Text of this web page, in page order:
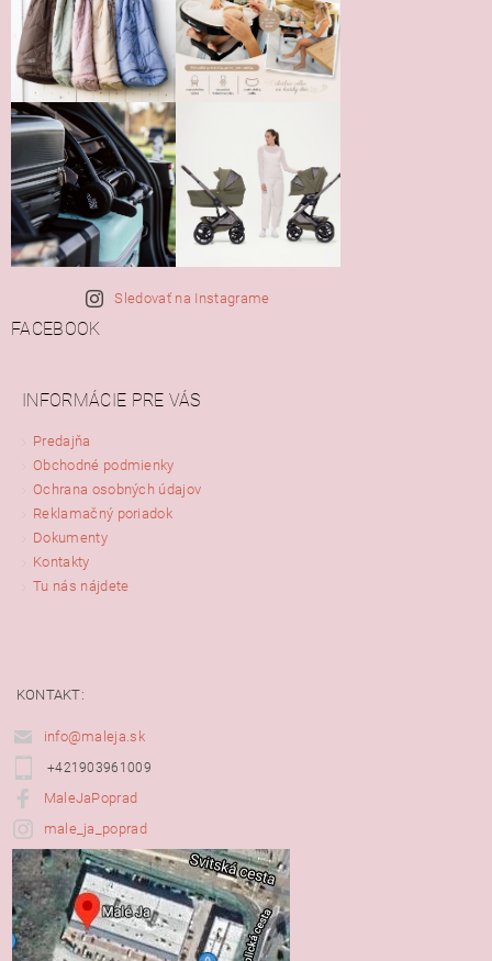
Sledovať na Instagrame
FACEBOOK
INFORMÁCIE PRE VÁS
Predajňa
Obchodné podmienky
Ochrana osobných údajov
Reklamačný poriadok
Dokumenty
Kontakty
Tu nás nájdete
KONTAKT:
info@maleja.sk
+421903961009
MaleJaPoprad
male_ja_poprad